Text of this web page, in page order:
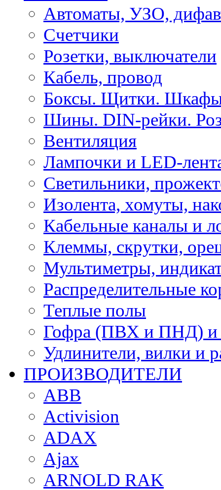
Автоматы, УЗО,
Счетчики
Розетки, выключатели
Кабель, провод
Боксы. Щитки.
Шины. DIN-рейки.
Вентиляция
Лампочки и LED-
Светильники,
Изолента, хомуты,
Кабельные каналы и
Клеммы, скрутки,
Мультиметры,
Распределительные
Теплые полы
Гофра (ПВХ и ПНД) и
Удлинители, вилки и
ПРОИЗВОДИТЕЛИ
ABB
Activision
ADAX
Ajax
ARNOLD RAK